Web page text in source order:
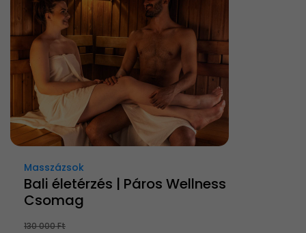
Masszázsok
Bali életérzés | Páros Wellness
Csomag
130 000 Ft